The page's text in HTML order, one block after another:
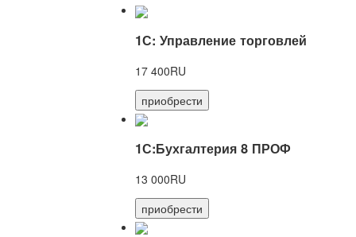
1С: Управление торговлей
17 400RU
приобрести
1С:Бухгалтерия 8 ПРОФ
13 000RU
приобрести